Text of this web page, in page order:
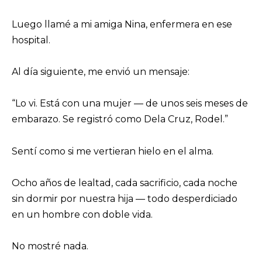
Luego llamé a mi amiga Nina, enfermera en ese
hospital.
Al día siguiente, me envió un mensaje:
“Lo vi. Está con una mujer — de unos seis meses de
embarazo. Se registró como Dela Cruz, Rodel.”
Sentí como si me vertieran hielo en el alma.
Ocho años de lealtad, cada sacrificio, cada noche
sin dormir por nuestra hija — todo desperdiciado
en un hombre con doble vida.
No mostré nada.